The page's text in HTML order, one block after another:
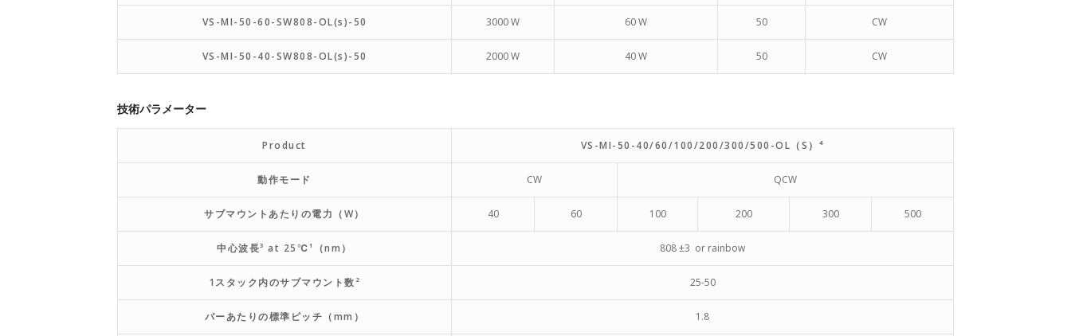
VS-MI-50-60-SW808-OL(s)-50 3000 W 60 W 50 CW
VS-MI-50-40-SW808-OL(s)-50 2000 W 40 W 50 CW
技術パラメーター
Product VS-MI-50-40/60/100/200/300/500-OL（S）⁴
動作モード CW QCW
サブマウントあたりの電力（W） 40 60 100 200 300 500
中心波長³ at 25℃¹（nm） 808 ±3 or rainbow
1スタック内のサブマウント数² 25-50
バーあたりの標準ピッチ（mm） 1.8